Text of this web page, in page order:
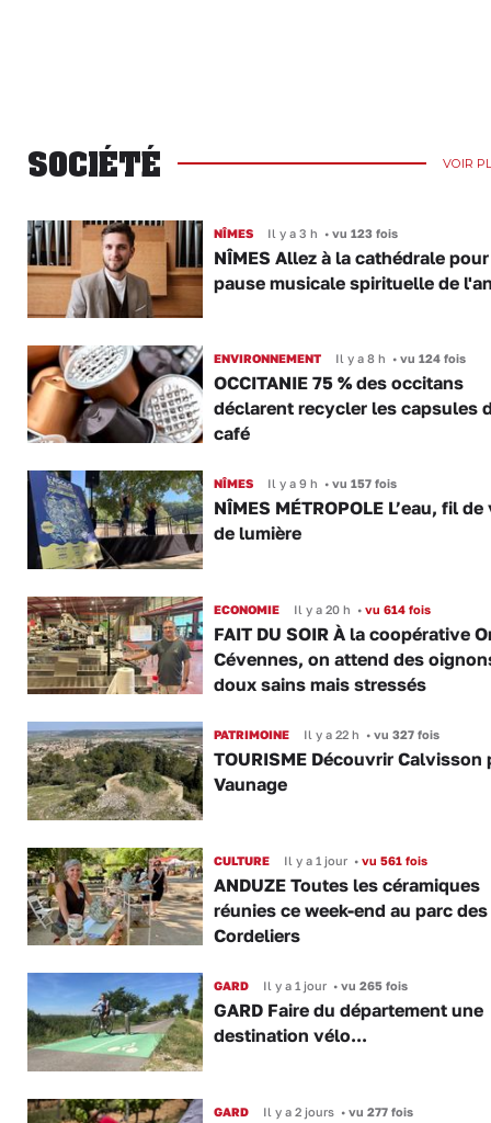
SOCIÉTÉ VOIR
NÎMES Il y a 3 h •vu 123 fois
NÎMES Allez à la cathédrale
pause musicale spirituelle de
ENVIRONNEMENT Il y a 8 h •vu 124 fois
OCCITANIE 75 % des occitans
déclarent recycler les capsules
café
NÎMES Il y a 9 h •vu 157 fois
NÎMES MÉTROPOLE L’eau, fil de
de lumière
ECONOMIE Il y a 20 h •vu 614 fois
FAIT DU SOIR À la coopérative
Cévennes, on attend des
doux sains mais stressés
PATRIMOINE Il y a 22 h •vu 327 fois
TOURISME Découvrir Calvisson
Vaunage
CULTURE Il y a 1 jour •vu 561 fois
ANDUZE Toutes les céramiques
réunies ce week-end au parc des
Cordeliers
GARD Il y a 1 jour •vu 265 fois
GARD Faire du département une
destination vélo...
GARD Il y a 2 jours •vu 277 fois